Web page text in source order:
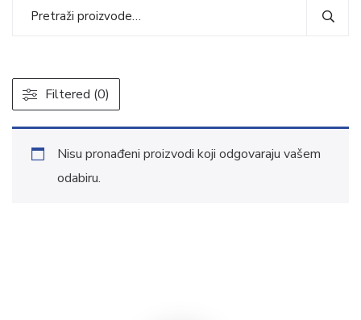
Nisu pronađeni proizvodi koji odgovaraju vašem
odabiru.
Filtered (0)